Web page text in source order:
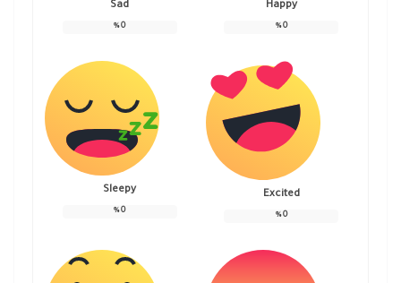
Happy
0
%
Sad
0
%
Excited
0
%
Sleepy
0
%